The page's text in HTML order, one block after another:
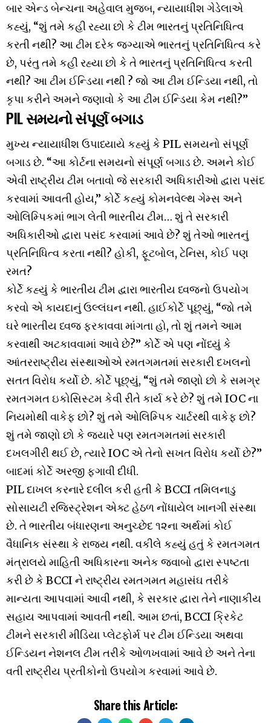
બાર એન્ડ બેન્ચના અહેવાલ મુજબ, ન્યાયાધીશ ગેડેલાએ
કહ્યું, “શું તમે કહી રહ્યા છો કે ટીમ ભારતનું પ્રતિનિધિત્વ
કરતી નથી? આ ટીમ દરેક જગ્યાએ ભારતનું પ્રતિનિધિત્વ કરે
છે, પરંતુ તમે કહી રહ્યા છો કે તે ભારતનું પ્રતિનિધિત્વ કરતી
નથી? આ ટીમ ઈન્ડિયા નથી ? જો આ ટીમ ઈન્ડિયા નથી, તો
કૃપા કરીને અમને જણાવો કે આ ટીમ ઈન્ડિયા કેમ નથી?”
PIL સમયનો સંપૂર્ણ બગાડ
મુખ્ય ન્યાયાધીશ ઉપાધ્યાયે કહ્યું કે PIL સમયનો સંપૂર્ણ
બગાડ છે. “આ કોર્ટના સમયનો સંપૂર્ણ બગાડ છે. અમને કોઈ
એવી રાષ્ટ્રીય ટીમ બતાવો જે સરકારી અધિકારીઓ દ્વારા પસંદ
કરવામાં આવતી હોય,” કોર્ટે કહ્યું કોમનવેલ્થ ગેમ્સ અને
ઓલિમ્પિકમાં ભાગ લેતી ભારતીય ટીમ… શું તે સરકારી
અધિકારીઓ દ્વારા પસંદ કરવામાં આવે છે? શું તેઓ ભારતનું
પ્રતિનિધિત્વ કરતા નથી? હોકી, ફૂટબોલ, ટેનિસ, કોઈ પણ
રમત?
કોર્ટે કહ્યું કે ભારતીય ટીમ દ્વારા ભારતીય ધ્વજનો ઉપયોગ
કરવો એ કાયદાનું ઉલ્લંઘન નથી. હાઈકોર્ટે પૂછ્યું, “જો તમે
ઘરે ભારતીય ધ્વજ ફરકાવવા માંગતા હો, તો શું તમને આમ
કરવાથી અટકાવવામાં આવે છે?” કોર્ટે એ પણ નોંધ્યું કે
આંતરરાષ્ટ્રીય સંસ્થાઓએ રમતગમતમાં સરકારી દખલનો
સતત વિરોધ કર્યો છે. કોર્ટે પૂછ્યું, “શું તમે જાણો છો કે સમગ્ર
રમતગમત ઇકોસિસ્ટમ કેવી રીતે કાર્ય કરે છે? શું તમે IOC ના
નિયમોથી વાકેફ છો? શું તમે ઓલિમ્પિક ચાર્ટરથી વાકેફ છો?
શું તમે જાણો છો કે જ્યારે પણ રમતગમતમાં સરકારી
દખલગીરી થઈ છે, ત્યારે IOC એ તેનો સખત વિરોધ કર્યો છે?”
બાદમાં કોર્ટે અરજી ફગાવી દીધી.
PIL દાખલ કરનારે દલીલ કરી હતી કે BCCI તમિલનાડુ
સોસાયટી રજિસ્ટ્રેશન એક્ટ હેઠળ નોંધાયેલ ખાનગી સંસ્થા
છે. તે ભારતીય બંધારણના અનુચ્છેદ ૧૨ના અર્થમાં કોઈ
વૈધાનિક સંસ્થા કે રાજ્ય નથી. વકીલે કહ્યું હતું કે રમતગમત
મંત્રાલયે માહિતી અધિકારના અનેક જવાબો દ્વારા સ્પષ્ટતા
કરી છે કે BCCI ને રાષ્ટ્રીય રમતગમત મહાસંઘ તરીકે
માન્યતા આપવામાં આવી નથી, કે સરકાર દ્વારા તેને નાણાકીય
સહાય આપવામાં આવતી નથી. આમ છતાં, BCCI ક્રિકેટ
ટીમને સરકારી મીડિયા પ્લેટફોર્મ પર ટીમ ઈન્ડિયા અથવા
ઈન્ડિયન નેશનલ ટીમ તરીકે ઓળખવામાં આવે છે અને તેના
વતી રાષ્ટ્રીય પ્રતીકોનો ઉપયોગ કરવામાં આવે છે.
Share this Article: